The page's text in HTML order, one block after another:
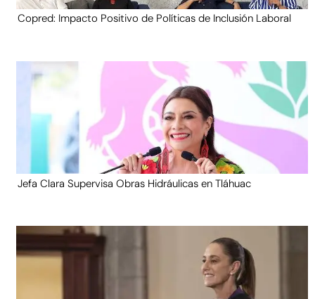
Copred: Impacto Positivo de Políticas de Inclusión Laboral
Jefa Clara Supervisa Obras Hidráulicas en Tláhuac